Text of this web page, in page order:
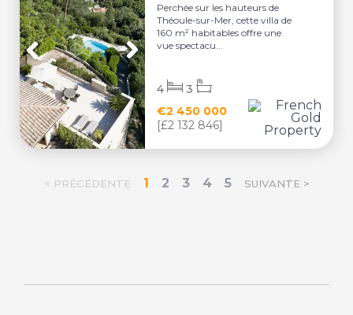
Perchée sur les hauteurs de
Théoule-sur-Mer, cette villa de
160 m² habitables offre une
vue spectacu...
€2 450 000
[£2 132 846]
4 3
< PRÉCÉDENTE 1 2 3 4 5 SUIVANTE >